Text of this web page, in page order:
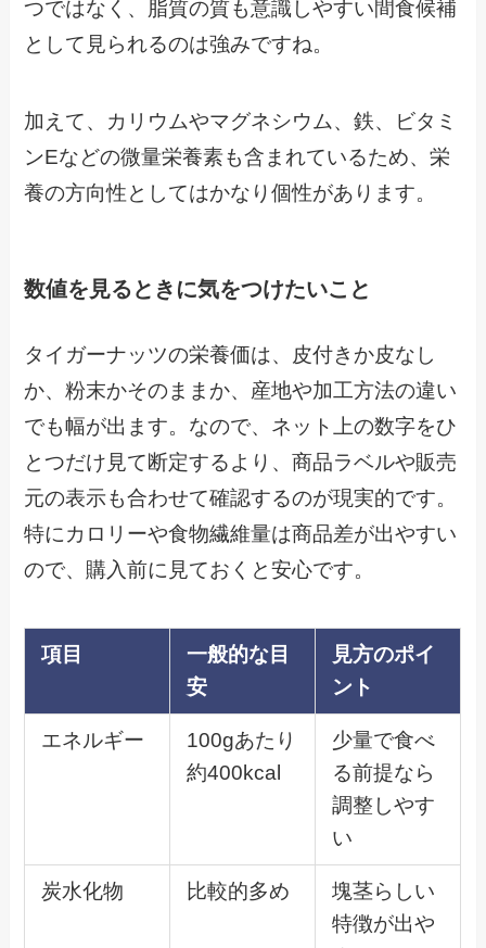
つではなく、脂質の質も意識しやすい間食候補
として見られるのは強みですね。
加えて、カリウムやマグネシウム、鉄、ビタミ
ンEなどの微量栄養素も含まれているため、栄
養の方向性としてはかなり個性があります。
数値を見るときに気をつけたいこと
タイガーナッツの栄養価は、皮付きか皮なし
か、粉末かそのままか、産地や加工方法の違い
でも幅が出ます。なので、ネット上の数字をひ
とつだけ見て断定するより、商品ラベルや販売
元の表示も合わせて確認するのが現実的です。
特にカロリーや食物繊維量は商品差が出やすい
ので、購入前に見ておくと安心です。
項目
一般的な目
安
見方のポイ
ント
エネルギー
100gあたり
約400kcal
少量で食べ
る前提なら
調整しやす
い
炭水化物 比較的多め
塊茎らしい
特徴が出や